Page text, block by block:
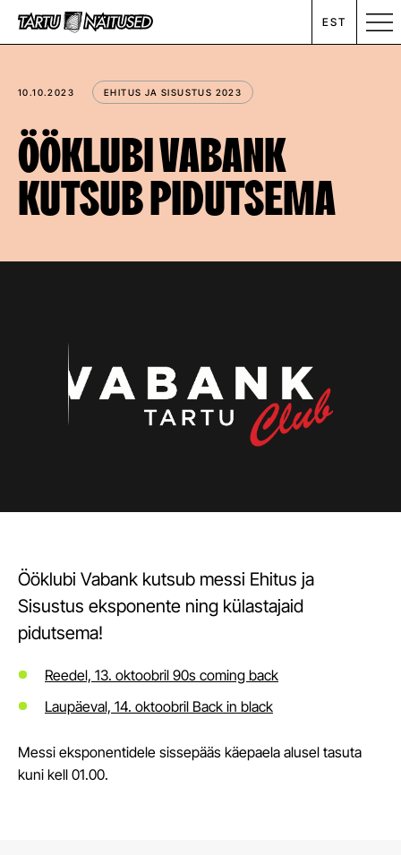
MESSIKALENDER
RENT
ETTEVÕTTEST
EST
10.10.2023 EHITUS JA SISUSTUS 2023
ÖÖKLUBI VABANK
KUTSUB PIDUTSEMA
Ööklubi Vabank kutsub messi Ehitus ja
Sisustus eksponente ning külastajaid
pidutsema!
Reedel, 13. oktoobril 90s coming back
Laupäeval, 14. oktoobril Back in black
Messi eksponentidele sissepääs käepaela alusel tasuta
kuni kell 01.00.